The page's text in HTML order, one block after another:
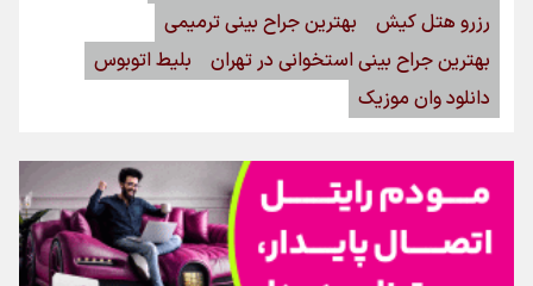
رزرو هتل کیش
بهترین جراح بینی ترمیمی
بهترین جراح بینی استخوانی در تهران
بلیط اتوبوس
دانلود وان موزیک